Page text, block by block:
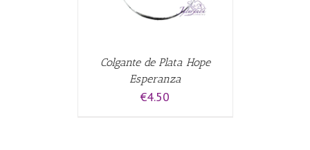
Colgante de Plata Hope
Esperanza
€4.50